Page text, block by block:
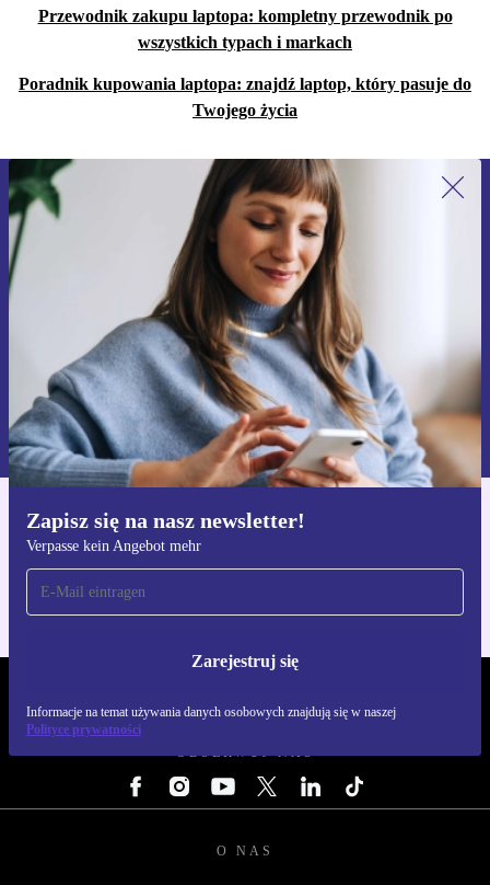
Przewodnik zakupu laptopa: kompletny przewodnik po
wszystkich typach i markach
Poradnik kupowania laptopa: znajdź laptop, który pasuje do
Twojego życia
Zapisz się na nasz newsletter!
Verpasse kein Angebot mehr
Zarejestruj się
Informacje na temat używania danych osobowych znajdują się w naszej
Polityce prywatności
Zapisz się na nasz newsletter!
Nie przegap żadnej oferty.
Zarejestruj się
Informacje na temat używania danych osobowych znajdują się w
naszej
Polityce prywatności
Pobierz aplikację refurbed
Dla iOS i Android
OBSERWUJ NAS
O NAS